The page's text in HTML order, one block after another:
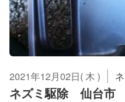
2021年12月02日( 木 )
ネズミ駆除 仙台市